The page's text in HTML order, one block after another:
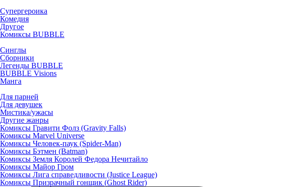
Супергероика
Комедия
Другое
Комиксы BUBBLE
Синглы
Сборники
Легенды BUBBLE
BUBBLE Visions
Манга
Для парней
Для девушек
Мистика/ужасы
Другие жанры
Комиксы Гравити Фолз (Gravity Falls)
Комиксы Marvel Universe
Комиксы Человек-паук (Spider-Man)
Комиксы Бэтмен (Batman)
Комиксы Земля Королей Федора Нечитайло
Комиксы Майор Гром
Комиксы Лига справедливости (Justice League)
Комиксы Призрачный гонщик (Ghost Rider)